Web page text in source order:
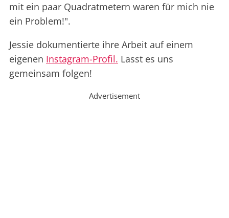
mit ein paar Quadratmetern waren für mich nie
ein Problem!".
Jessie dokumentierte ihre Arbeit auf einem
eigenen Instagram-Profil. Lasst es uns
gemeinsam folgen!
Advertisement